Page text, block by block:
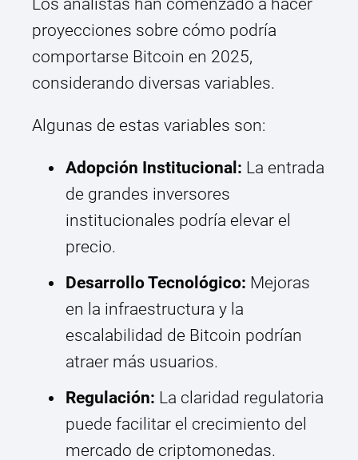
Los analistas han comenzado a hacer
proyecciones sobre cómo podría
comportarse Bitcoin en 2025,
considerando diversas variables.
Algunas de estas variables son:
Adopción Institucional: La entrada
de grandes inversores
institucionales podría elevar el
precio.
Desarrollo Tecnológico: Mejoras
en la infraestructura y la
escalabilidad de Bitcoin podrían
atraer más usuarios.
Regulación: La claridad regulatoria
puede facilitar el crecimiento del
mercado de criptomonedas.